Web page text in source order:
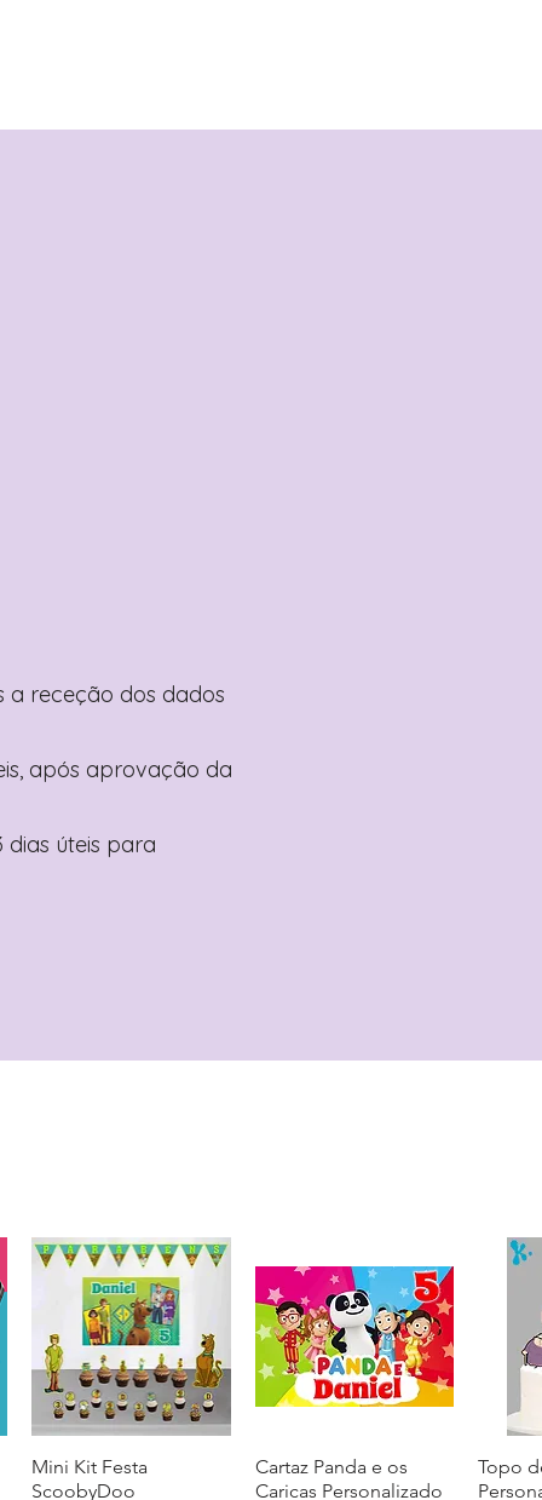
a receção dos dados
após aprovação da
dias úteis para
Visualização rápida
Mini Kit Festa
ScoobyDoo
Visualização rápida
Cartaz Panda e os
Caricas Personalizado
Topo